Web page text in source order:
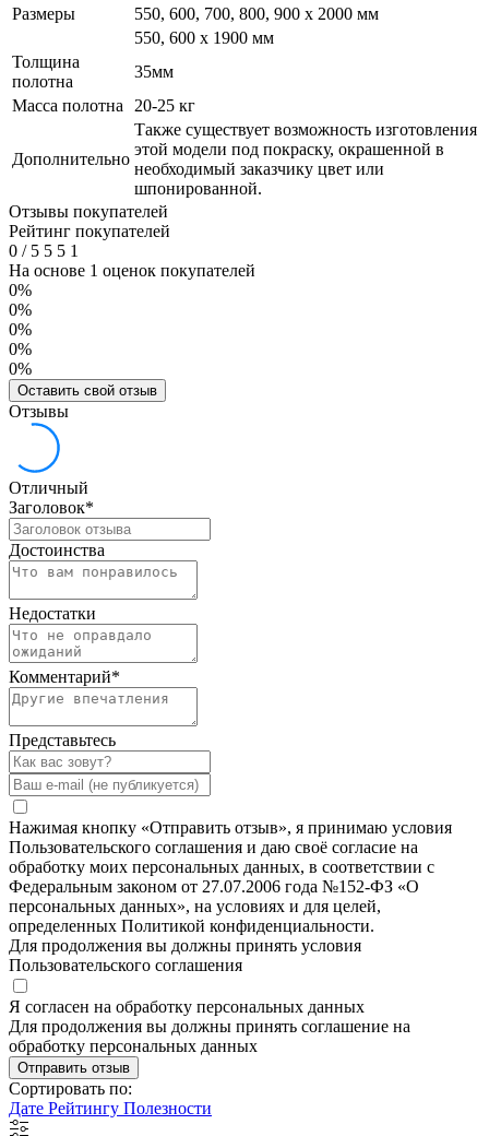
Размеры
550, 600, 700, 800, 900 x 2000 мм
550, 600 х 1900 мм
Толщина
полотна
35мм
Масса полотна
20-25 кг
Дополнительно
Также существует возможность изготовления
этой модели под покраску, окрашенной в
необходимый заказчику цвет или
шпонированной.
Отзывы покупателей
Рейтинг покупателей
0 /5 5 5 1
На основе 1 оценок покупателей
0%
0%
0%
0%
0%
Оставить свой отзыв
Отзывы
Отличный
Заголовок*
Достоинства
Недостатки
Комментарий*
Представьтесь
Нажимая кнопку «Отправить отзыв», я принимаю условия
Пользовательского соглашения и даю своё согласие на
обработку моих персональных данных, в соответствии с
Федеральным законом от 27.07.2006 года №152-ФЗ «О
персональных данных», на условиях и для целей,
определенных Политикой конфиденциальности.
Для продолжения вы должны принять условия
Пользовательского соглашения
Я согласен на обработку персональных данных
Для продолжения вы должны принять соглашение на
обработку персональных данных
Отправить отзыв
Сортировать по:
Дате Рейтингу Полезности